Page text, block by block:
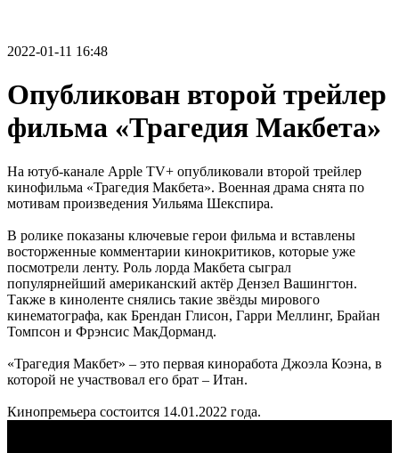
2022-01-11 16:48
Опубликован второй трейлер
фильма «Трагедия Макбета»
На ютуб-канале Apple TV+ опубликовали второй трейлер
кинофильма «Трагедия Макбета». Военная драма снята по
мотивам произведения Уильяма Шекспира.
В ролике показаны ключевые герои фильма и вставлены
восторженные комментарии кинокритиков, которые уже
посмотрели ленту. Роль лорда Макбета сыграл
популярнейший американский актёр Дензел Вашингтон.
Также в киноленте снялись такие звёзды мирового
кинематографа, как Брендан Глисон, Гарри Меллинг, Брайан
Томпсон и Фрэнсис МакДорманд.
«Трагедия Макбет» – это первая киноработа Джоэла Коэна, в
которой не участвовал его брат – Итан.
Кинопремьера состоится 14.01.2022 года.